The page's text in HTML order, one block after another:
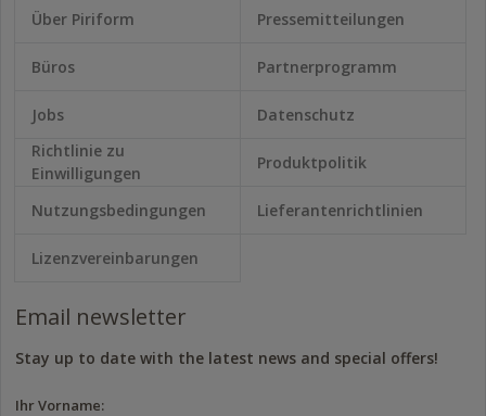
Über Piriform Pressemitteilungen
Büros Partnerprogramm
Jobs
Datenschutz
Richtlinie zu
Einwilligungen
Produktpolitik
Nutzungsbedingungen Lieferantenrichtlinien
Lizenzvereinbarungen
Email newsletter
Stay up to date with the latest news and special offers!
Ihr Vorname: